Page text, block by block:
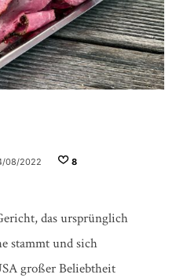
08/2022
8
das ursprünglich
stammt und sich
großer Beliebtheit